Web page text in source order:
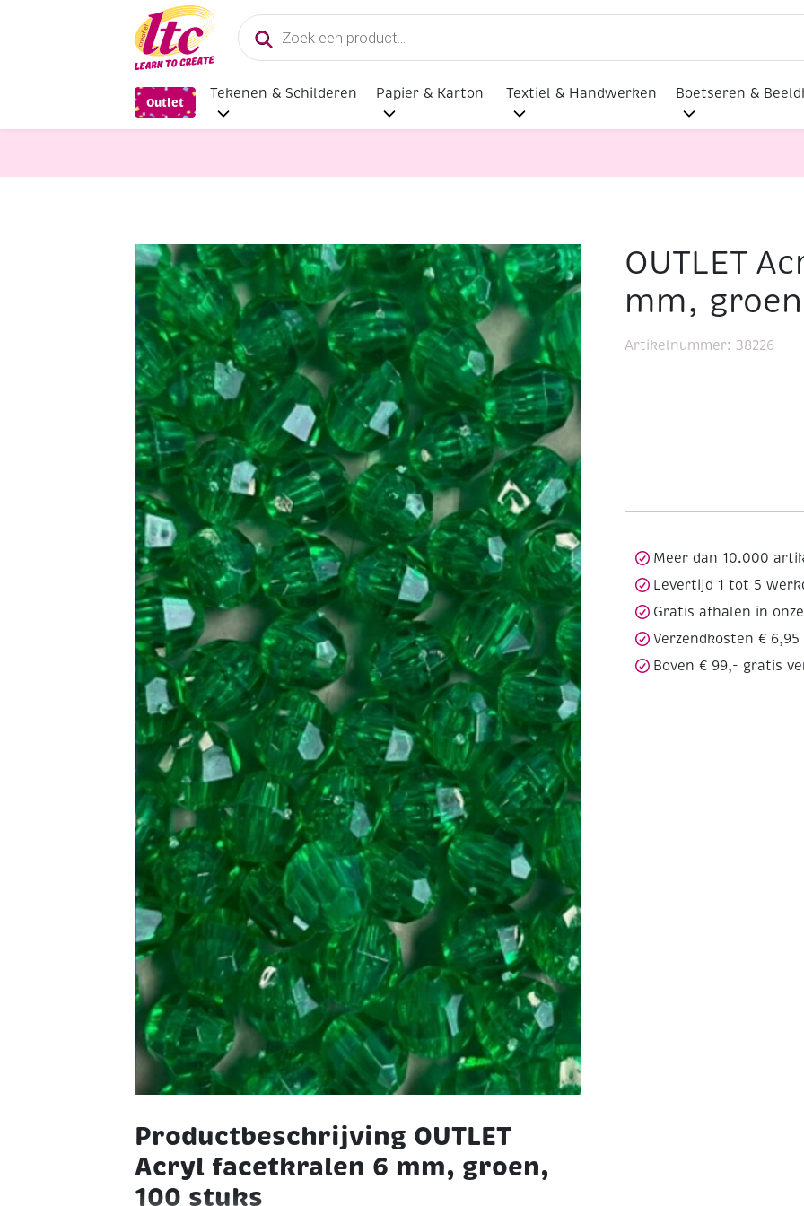
Producten
zoeken
Outlet
Tekenen & Schilderen Papier & Karton Textiel & Handwerken Boetseren &
Sieraden maken OUTLET Acryl facetkralen 6 mm, groen, 100 stuks
Productbeschrijving OUTLET
Acryl facetkralen 6 mm, groen,
100 stuks
OUTLET
mm,
Artikelnummer: 38226
Meer dan 10.000
Levertijd 1 tot 5
Gratis afhalen in
Verzendkosten € 6,95
Boven € 99,- gratis